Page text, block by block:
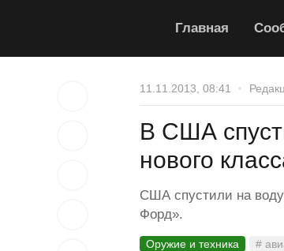
Главная
11.11.2013, 08:41
В США
нового
США спустили на
Форд».
Оружие и техника #